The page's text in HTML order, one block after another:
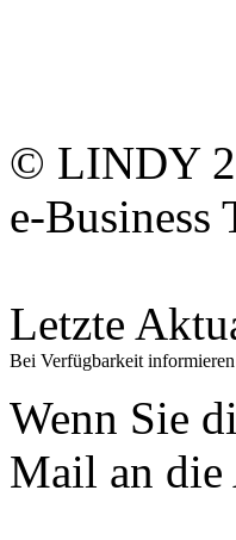
© LINDY
e-
Letzte
Bei Verfügbarkeit informieren
Wenn Sie
Mail an die